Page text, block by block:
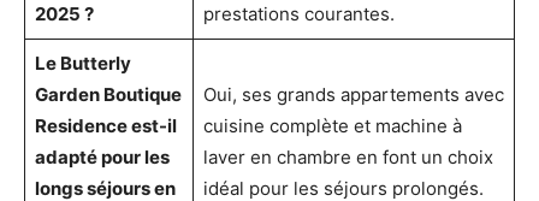
2025 ?
prestations courantes.
Le Butterly
Garden Boutique
Residence est-il
adapté pour les
longs séjours en
Oui, ses grands appartements avec
cuisine complète et machine à
laver en chambre en font un choix
idéal pour les séjours prolongés.